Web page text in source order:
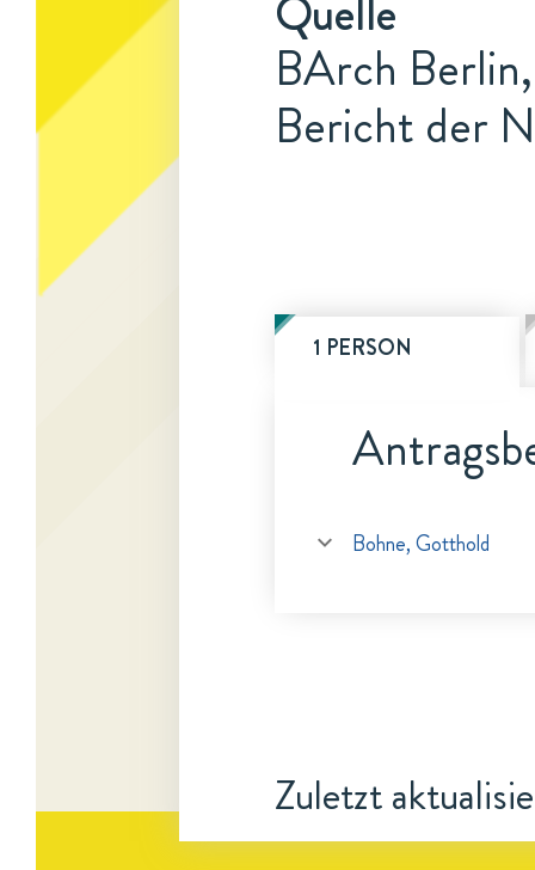
Quelle
BArch
Bericht der
1 PERSON
Bohne, Gotthold
Zuletzt